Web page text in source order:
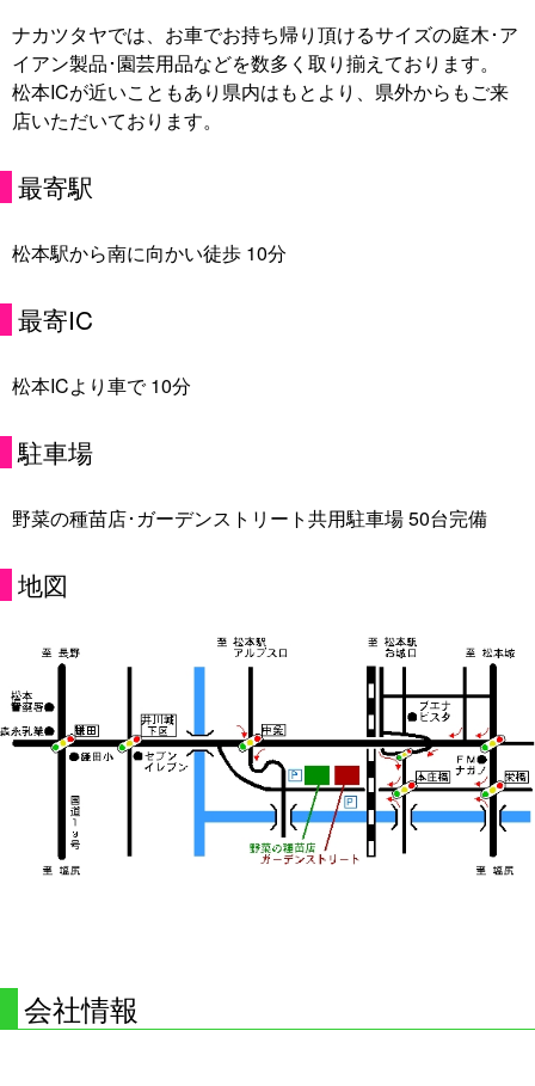
ナカツタヤでは、お車でお持ち帰り頂けるサイズの庭木･ア
イアン製品･園芸用品などを数多く取り揃えております。
松本ICが近いこともあり県内はもとより、県外からもご来
店いただいております。
最寄駅
松本駅から南に向かい徒歩 10分
最寄IC
松本ICより車で 10分
駐車場
野菜の種苗店･ガーデンストリート共用駐車場 50台完備
地図
会社情報